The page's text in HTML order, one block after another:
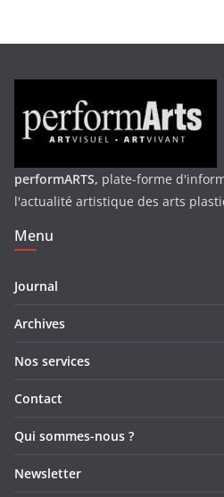
performARTS, plate-forme
l'actualité artistique des arts
Menu
Journal
Archives
Nos services
Contact
Qui sommes-nous ?
Newsletter